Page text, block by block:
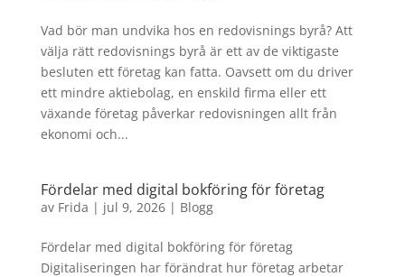
Vad bör man undvika hos en redovisnings byrå? Att
välja rätt redovisnings byrå är ett av de viktigaste
besluten ett företag kan fatta. Oavsett om du driver
ett mindre aktiebolag, en enskild firma eller ett
växande företag påverkar redovisningen allt från
ekonomi och...
Fördelar med digital bokföring för företag
av Frida | jul 9, 2026| Blogg
Fördelar med digital bokföring för företag
Digitaliseringen har förändrat hur företag arbetar